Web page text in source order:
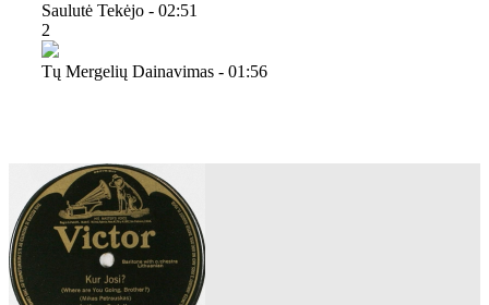
Saulutė Tekėjo - 02:51
2
Tų Mergelių Dainavimas - 01:56